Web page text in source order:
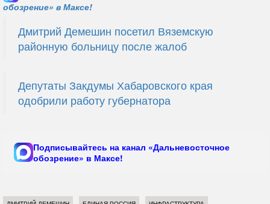
обозрение» в Максе!
Дмитрий Демешин посетил Вяземскую
районную больницу после жалоб
Депутаты Закдумы Хабаровского края
одобрили работу губернатора
Подписывайтесь на канал «Дальневосточное
обозрение» в Максе!